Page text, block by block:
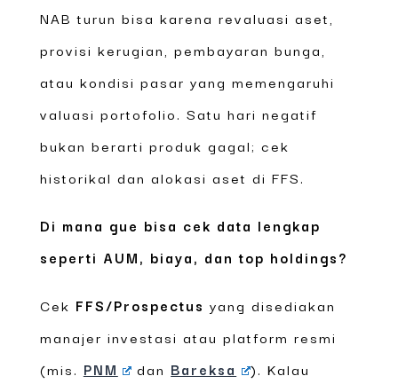
NAB turun bisa karena revaluasi aset,
provisi kerugian, pembayaran bunga,
atau kondisi pasar yang memengaruhi
valuasi portofolio. Satu hari negatif
bukan berarti produk gagal; cek
historikal dan alokasi aset di FFS.
Di mana gue bisa cek data lengkap
seperti AUM, biaya, dan top holdings?
Cek FFS/Prospectus yang disediakan
manajer investasi atau platform resmi
(mis. PNM dan Bareksa
). Kalau